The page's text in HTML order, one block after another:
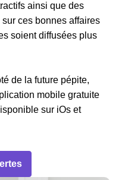
ainsi que des
ces bonnes affaires
soient diffusées plus
de la future pépite,
mobile gratuite
sur iOs et